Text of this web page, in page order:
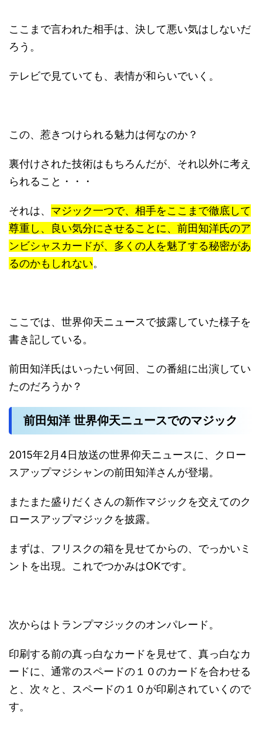
ここまで言われた相手は、決して悪い気はしないだ
ろう。
テレビで見ていても、表情が和らいでいく。
この、惹きつけられる魅力は何なのか？
裏付けされた技術はもちろんだが、それ以外に考え
られること・・・
それは、 マジック一つで、相手をここまで徹底して
尊重し、良い気分にさせることに、前田知洋氏のア
ンビシャスカードが、多くの人を魅了する秘密があ
るのかもしれない。
ここでは、世界仰天ニュースで披露していた様子を
書き記している。
前田知洋氏はいったい何回、この番組に出演してい
たのだろうか？
前田知洋 世界仰天ニュースでのマジック
2015年2月4日放送の世界仰天ニュースに、クロー
スアップマジシャンの前田知洋さんが登場。
またまた盛りだくさんの新作マジックを交えてのク
ロースアップマジックを披露。
まずは、フリスクの箱を見せてからの、でっかいミ
ントを出現。 これでつかみはOKです。
次からはトランプマジックのオンパレード。
印刷する前の真っ白なカードを見せて、真っ白なカ
ードに、通常のスペードの１０のカードを合わせる
と、 次々と、スペードの１０が印刷されていくので
す。